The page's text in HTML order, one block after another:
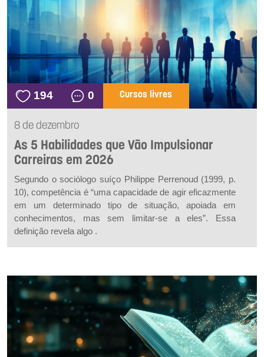
194 0 Cursos livres
8 de dezembro
As 5 Habilidades que Vão Impulsionar
Carreiras em 2026
Segundo o sociólogo suíço Philippe Perrenoud (1999, p.
10), competência é “uma capacidade de agir eficazmente
em um determinado tipo de situação, apoiada em
conhecimentos, mas sem limitar-se a eles”. Essa
definição revela algo .